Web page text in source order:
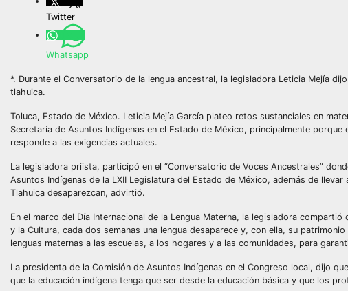
Twitter
Whatsapp
*. Durante el Conversatorio de la lengua ancestral, la legisladora Leticia Mejía
tlahuica.
Toluca, Estado de México. Leticia Mejía García plateo retos sustanciales en
Secretaría de Asuntos Indígenas en el Estado de México, principalmente
responde a las exigencias actuales.
La legisladora priista, participó en el “Conversatorio de Voces Ancestrales”
Asuntos Indígenas de la LXII Legislatura del Estado de México, además de
Tlahuica desaparezcan, advirtió.
En el marco del Día Internacional de la Lengua Materna, la legisladora
y la Cultura, cada dos semanas una lengua desaparece y, con ella, su
lenguas maternas a las escuelas, a los hogares y a las comunidades, para
La presidenta de la Comisión de Asuntos Indígenas en el Congreso local, dijo
que la educación indígena tenga que ser desde la educación básica y que los